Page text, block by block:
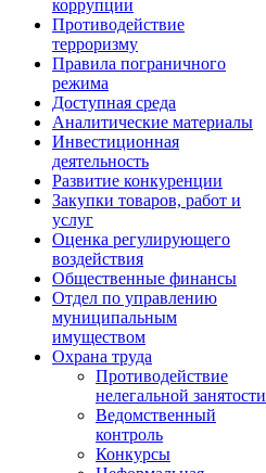
коррупции
Противодействие
терроризму
Правила пограничного
режима
Доступная среда
Аналитические материалы
Инвестиционная
деятельность
Развитие конкуренции
Закупки товаров, работ и
услуг
Оценка регулирующего
воздействия
Общественные финансы
Отдел по управлению
муниципальным
имуществом
Охрана труда
Противодействие
нелегальной занятости
Ведомственный
контроль
Конкурсы